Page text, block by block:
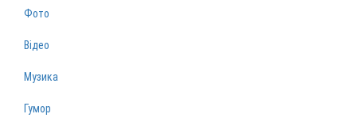
Фото
Відео
Музика
Гумор